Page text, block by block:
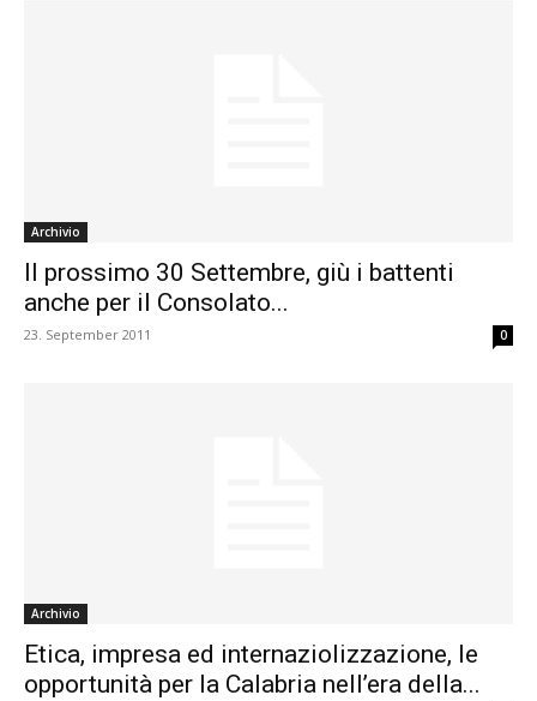
Archivio
Il prossimo 30 Settembre, giù i battenti
anche per il Consolato...
23. September 2011 0
Archivio
Etica, impresa ed internaziolizzazione, le
opportunità per la Calabria nell’era della...